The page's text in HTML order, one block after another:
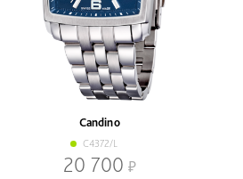
Candino
C4372/L
20 700